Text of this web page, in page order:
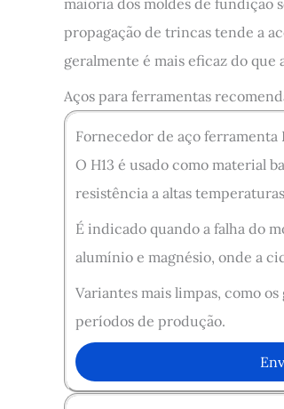
maioria dos moldes de fundição
propagação de trincas tende a
geralmente é mais eficaz do que
Aços para ferramentas
Fornecedor de aço ferramenta
O H13 é usado como material
resistência a altas
É indicado quando a falha do
alumínio e magnésio, onde a
Variantes mais limpas, como
períodos de produção.